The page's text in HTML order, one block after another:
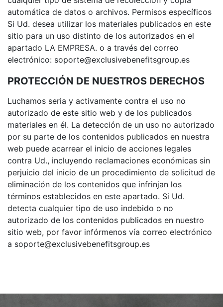
automática de datos o archivos. Permisos específicos
Si Ud. desea utilizar los materiales publicados en este
sitio para un uso distinto de los autorizados en el
apartado LA EMPRESA. o a través del correo
electrónico: soporte@exclusivebenefitsgroup.es
PROTECCIÓN DE NUESTROS DERECHOS
Luchamos seria y activamente contra el uso no
autorizado de este sitio web y de los publicados
materiales en él. La detección de un uso no autorizado
por su parte de los contenidos publicados en nuestra
web puede acarrear el inicio de acciones legales
contra Ud., incluyendo reclamaciones económicas sin
perjuicio del inicio de un procedimiento de solicitud de
eliminación de los contenidos que infrinjan los
términos establecidos en este apartado. Si Ud.
detecta cualquier tipo de uso indebido o no
autorizado de los contenidos publicados en nuestro
sitio web, por favor infórmenos vía correo electrónico
a soporte@exclusivebenefitsgroup.es